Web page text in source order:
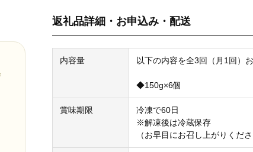
返礼品詳細・お申込み・配送
内容量 以下の内容を全3回（月1回）
◆150g×6個
賞味期限
冷凍で60日
※解凍後は冷蔵保存
（お早目にお召し上がりくださ